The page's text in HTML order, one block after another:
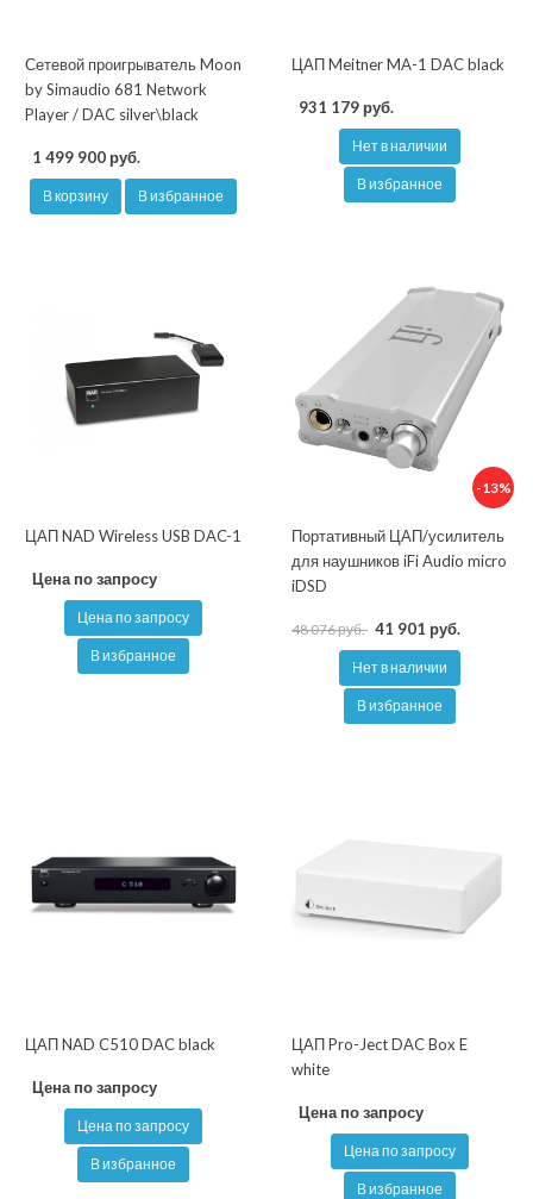
Сетевой проигрыватель Moon
by Simaudio 681 Network
Player / DAC silver\black
1 499 900 руб.
В корзину В избранное
ЦАП Meitner MA-1 DAC black
931 179 руб.
Нет в наличии
В избранное
ЦАП NAD Wireless USB DAC-1
Цена по запросу
Цена по запросу
В избранное
-13%
Портативный ЦАП/усилитель
для наушников iFi Audio micro
iDSD
48 076 руб. 41 901 руб.
Нет в наличии
В избранное
ЦАП NAD C510 DAC black
Цена по запросу
Цена по запросу
В избранное
ЦАП Pro-Ject DAC Box E
white
Цена по запросу
Цена по запросу
В избранное